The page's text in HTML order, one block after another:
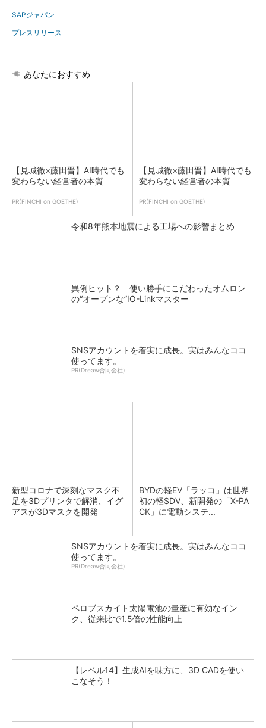
SAPジャパン
プレスリリース
あなたにおすすめ
【見城徹×藤田晋】AI時代でも
変わらない経営者の本質
PR(FINCHI on GOETHE)
【見城徹×藤田晋】AI時代でも
変わらない経営者の本質
PR(FINCHI on GOETHE)
令和8年熊本地震による工場への影響まとめ
異例ヒット？ 使い勝手にこだわったオムロン
の“オープンな”IO-Linkマスター
SNSアカウントを着実に成長。実はみんなココ
使ってます。
PR(Dreaw合同会社)
新型コロナで深刻なマスク不
足を3Dプリンタで解消、イグ
アスが3Dマスクを開発
BYDの軽EV「ラッコ」は世界
初の軽SDV、新開発の「X-PA
CK」に電動システ...
SNSアカウントを着実に成長。実はみんなココ
使ってます。
PR(Dreaw合同会社)
ペロブスカイト太陽電池の量産に有効なイン
ク、従来比で1.5倍の性能向上
【レベル14】生成AIを味方に、3D CADを使い
こなそう！